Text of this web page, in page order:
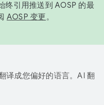
终引用推送到 AOSP 的最
AOSP 变更。
译成您偏好的语言。AI 翻